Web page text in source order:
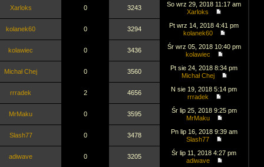
Xarloks 0 3243
So wrz 29, 2018 11:17 am
Xarloks
kolanek60 0 3294
Pt wrz 14, 2018 4:41 pm
kolanek60
kolawiec 0 3436
Śr wrz 05, 2018 10:40 pm
kolawiec
Michał Chej 0 3560
Pt sie 24, 2018 8:34 pm
Michał Chej
rrradek 2 4656
N sie 19, 2018 5:14 pm
rrradek
MrMaku 0 3595
Śr lip 25, 2018 9:25 pm
MrMaku
Slash77 0 3478
Pn lip 16, 2018 9:39 am
Slash77
adiwave 0 3205
Śr lip 11, 2018 4:27 pm
adiwave